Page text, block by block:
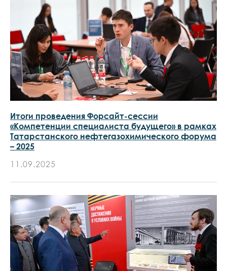
Итоги проведения Форсайт-сессии
«Компетенции специалиста будущего» в рамках
Татарстанского нефтегазохимического форума
– 2025
11.09.2025